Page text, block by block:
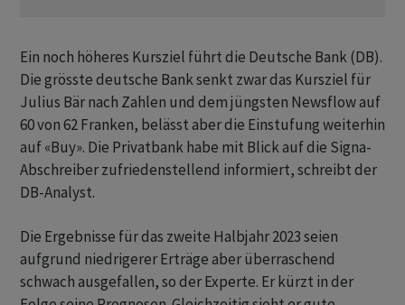
Ein noch höheres Kursziel führt die Deutsche Bank (DB).
Die grösste deutsche Bank senkt zwar das Kursziel für
Julius Bär nach Zahlen und dem jüngsten Newsflow auf
60 von 62 Franken, belässt aber die Einstufung weiterhin
auf «Buy». Die Privatbank habe mit Blick auf die Signa-
Abschreiber zufriedenstellend informiert, schreibt der
DB-Analyst.
Die Ergebnisse für das zweite Halbjahr 2023 seien
aufgrund niedrigerer Erträge aber überraschend
schwach ausgefallen, so der Experte. Er kürzt in der